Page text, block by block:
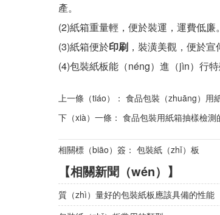
產。
(2)紙箱重量輕，便於裝運，運費低廉。
(3)紙箱便於印刷 ，裝潢美觀，便於宣
(4)包裝紙板能（néng）進（jìn）行
上一條（tiáo）： 食品包裝（zhuāng）用
下（xià）一條： 食品包裝用紙箱抽樣檢
相關標（biāo）簽： 包裝紙（zhǐ）板
【相關新聞（wén）】
質（zhì）量好的包裝紙板應該具備的性能